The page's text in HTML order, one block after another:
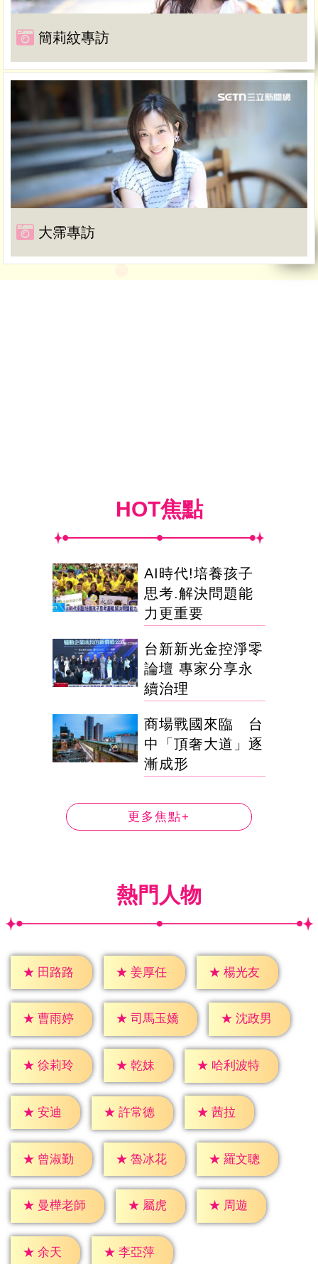
簡莉紋專訪
大霈專訪
HOT焦點
AI時代!培養孩子
思考.解決問題能
力更重要
台新新光金控淨零
論壇 專家分享永
續治理
商場戰國來臨 台
中「頂奢大道」逐
漸成形
更多焦點+
熱門人物
★ 田路路 ★ 姜厚任 ★ 楊光友
★ 曹雨婷 ★ 司馬玉嬌 ★ 沈政男
★ 徐莉玲 ★ 乾妹 ★ 哈利波特
★ 安迪 ★ 許常德 ★ 茜拉
★ 曾淑勤 ★ 魯冰花 ★ 羅文聰
★ 曼樺老師 ★ 屬虎 ★ 周遊
★ 余天 ★ 李亞萍